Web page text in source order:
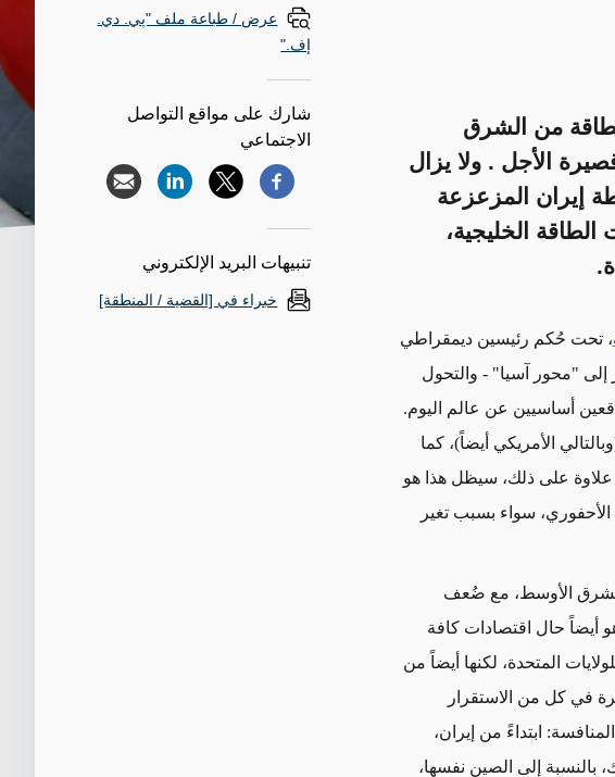
من الشرق
الأجل . ولا يزال
إيران المزعزعة
الطاقة الخليجية،
، تحت حُكم رئيسين ديمقراطي
"محور آسيا" - والتحول
أساسيين عن عالم اليوم.
الأمريكي أيضاً)، كما
علاوة على ذلك، سيظل هذا هو
الأحفوري، سواء بسبب تغير
الشرق الأوسط، مع ضُعف
أيضاً حال اقتصادات كافة
المتحدة، لكنها أيضاً من
في كل من الاستقرار
ابتداءً من إيران،
بالنسبة إلى الصين نفسها،
عرض / طباعة ملف "پي. دي.
إف."
شارك على مواقع التواصل
الاجتماعي
تنبيهات البريد الإلكتروني
خبراء في [القضية / المنطقة]